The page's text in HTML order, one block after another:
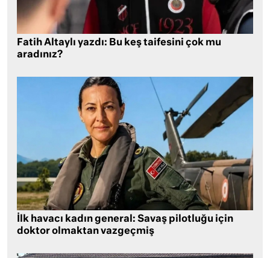
Fatih Altaylı yazdı: Bu keş taifesini çok mu
aradınız?
İlk havacı kadın general: Savaş pilotluğu için
doktor olmaktan vazgeçmiş